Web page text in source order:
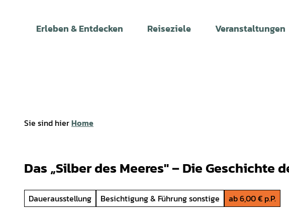
Erleben & Entdecken Reiseziele Veranstaltungen
Sie sind hierHome
Das „Silber des Meeres" – Die Geschichte
Dauerausstellung Besichtigung & Führung sonstige ab 6,00 € p.P.